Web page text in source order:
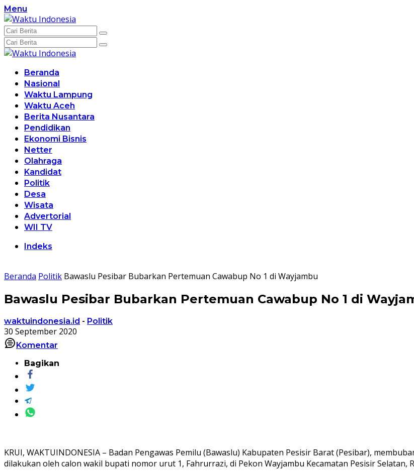
Langsung
ke
konten
Menu
Beranda
Nasional
Waktu Lampung
Waktu Aceh
Berita Nusantara
Pendidikan
Ekonomi Bisnis
Netter
Olahraga
Kandidat
Politik
Desa
Wisata
Advertorial
WII TV
Indeks
Beranda Politik Bawaslu Pesibar Bubarkan Pertemuan Cawabup No 1 di Wayjambu
Bawaslu Pesibar Bubarkan Pertemuan Cawabup No 1 di
waktuindonesia.id - Politik
30 September 2020
Komentar
Bagikan
KRUI, WAKTUINDONESIA – Badan Pengawas Pemilu (Bawaslu) Kabupaten Pesisir Barat (Pesibar),
dilakukan oleh calon wakil bupati nomor urut 1, Fahrurrazi, di Pekon Wayjambu Kecamatan Pesisir Selatan,